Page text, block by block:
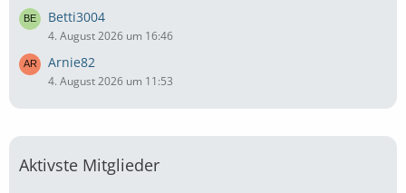
Betti3004
4. August 2026 um 16:46
Arnie82
4. August 2026 um 11:53
Aktivste Mitglieder